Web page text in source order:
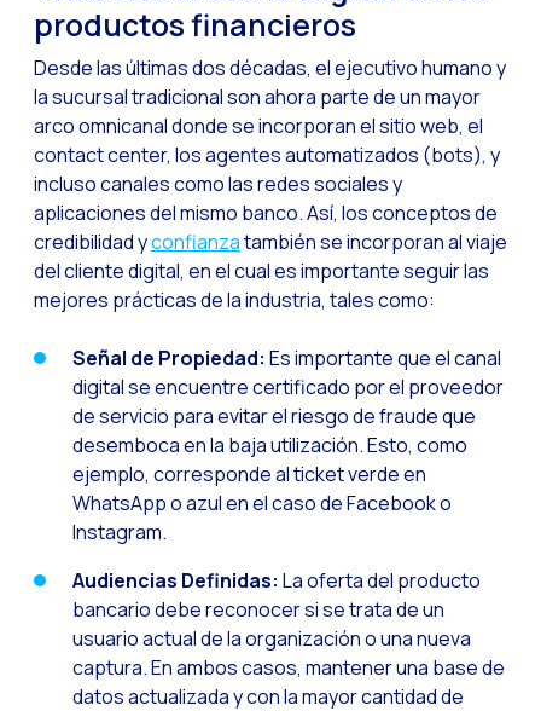
El ecosistema de
Industria
Atención al cliente:
Cómo medir el éxito
Banca 4.0: La
Transforma tu
Cómo digitalizar a
Los leads en la mira
Desafíos del
Inteligencia
Automatiza la
productos financieros
Desde las últimas dos décadas, el ejecutivo humano y
la sucursal tradicional son ahora parte de un mayor
arco omnicanal donde se incorporan el sitio web, el
contact center, los agentes automatizados (bots), y
incluso canales como las redes sociales y
aplicaciones del mismo banco. Así, los conceptos de
credibilidad yconfianzatambién se incorporan al viaje
del cliente digital, en el cual es importante seguir las
mejores prácticas de la industria, tales como:
Señal de Propiedad: Es importante que el canal
digital se encuentre certificado por el proveedor
de servicio para evitar el riesgo de fraude que
desemboca en la baja utilización. Esto, como
ejemplo, corresponde al ticket verde en
WhatsApp o azul en el caso de Facebook o
Instagram.
Audiencias Definidas: La oferta del producto
bancario debe reconocer si se trata de un
usuario actual de la organización o una nueva
captura. En ambos casos, mantener una base de
datos actualizada y con la mayor cantidad de